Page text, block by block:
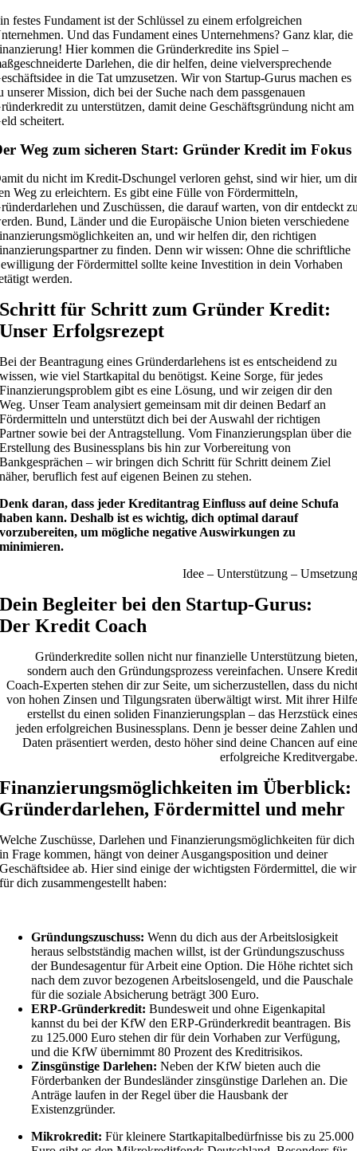
festes Fundament ist der Schlüssel zu einem erfolgreichen
Und das Fundament eines Unternehmens? Ganz klar, die
Hier kommen die Gründerkredite ins Spiel –
Darlehen, die dir helfen, deine vielversprechende
in die Tat umzusetzen. Wir von Startup-Gurus machen es
unserer Mission, dich bei der Suche nach dem passgenauen
zu unterstützen, damit deine Geschäftsgründung nicht am
scheitert.
Weg zum sicheren Start: Gründer Kredit im Fokus
du nicht im Kredit-Dschungel verloren gehst, sind wir hier, um
Weg zu erleichtern. Es gibt eine Fülle von Fördermitteln,
und Zuschüssen, die darauf warten, von dir entdeckt
Bund, Länder und die Europäische Union bieten verschiedene
an, und wir helfen dir, den richtigen
zu finden. Denn wir wissen: Ohne die schriftliche
der Fördermittel sollte keine Investition in dein Vorhaben
werden.
Schritt für Schritt zum Gründer Kredit:
Unser Erfolgsrezept
Bei der Beantragung eines Gründerdarlehens ist es entscheidend zu
wissen, wie viel Startkapital du benötigst. Keine Sorge, für jedes
Finanzierungsproblem gibt es eine Lösung, und wir zeigen dir den
Weg. Unser Team analysiert gemeinsam mit dir deinen Bedarf an
Fördermitteln und unterstützt dich bei der Auswahl der richtigen
Partner sowie bei der Antragstellung. Vom Finanzierungsplan über die
Erstellung des Businessplans bis hin zur Vorbereitung von
Bankgesprächen – wir bringen dich Schritt für Schritt deinem Ziel
näher, beruflich fest auf eigenen Beinen zu stehen.
Denk daran, dass jeder Kreditantrag Einfluss auf deine Schufa
haben kann. Deshalb ist es wichtig, dich optimal darauf
vorzubereiten, um mögliche negative Auswirkungen zu
minimieren.
Idee – Unterstützung – Umsetzung
Dein Begleiter bei den Startup-Gurus:
Der Kredit Coach
Gründerkredite sollen nicht nur finanzielle Unterstützung bieten,
sondern auch den Gründungsprozess vereinfachen. Unsere Kredit
Coach-Experten stehen dir zur Seite, um sicherzustellen, dass du nicht
von hohen Zinsen und Tilgungsraten überwältigt wirst. Mit ihrer Hilfe
erstellst du einen soliden Finanzierungsplan – das Herzstück eines
jeden erfolgreichen Businessplans. Denn je besser deine Zahlen und
Daten präsentiert werden, desto höher sind deine Chancen auf eine
erfolgreiche Kreditvergabe.
Finanzierungsmöglichkeiten im Überblick:
Gründerdarlehen, Fördermittel und mehr
Welche Zuschüsse, Darlehen und Finanzierungsmöglichkeiten für dich
in Frage kommen, hängt von deiner Ausgangsposition und deiner
Geschäftsidee ab. Hier sind einige der wichtigsten Fördermittel, die wir
für dich zusammengestellt haben:
Gründungszuschuss: Wenn du dich aus der Arbeitslosigkeit
heraus selbstständig machen willst, ist der Gründungszuschuss
der Bundesagentur für Arbeit eine Option. Die Höhe richtet sich
nach dem zuvor bezogenen Arbeitslosengeld, und die Pauschale
für die soziale Absicherung beträgt 300 Euro.
ERP-Gründerkredit: Bundesweit und ohne Eigenkapital
kannst du bei der KfW den ERP-Gründerkredit beantragen. Bis
zu 125.000 Euro stehen dir für dein Vorhaben zur Verfügung,
und die KfW übernimmt 80 Prozent des Kreditrisikos.
Zinsgünstige Darlehen: Neben der KfW bieten auch die
Förderbanken der Bundesländer zinsgünstige Darlehen an. Die
Anträge laufen in der Regel über die Hausbank der
Existenzgründer.
Mikrokredit: Für kleinere Startkapitalbedürfnisse bis zu 25.000